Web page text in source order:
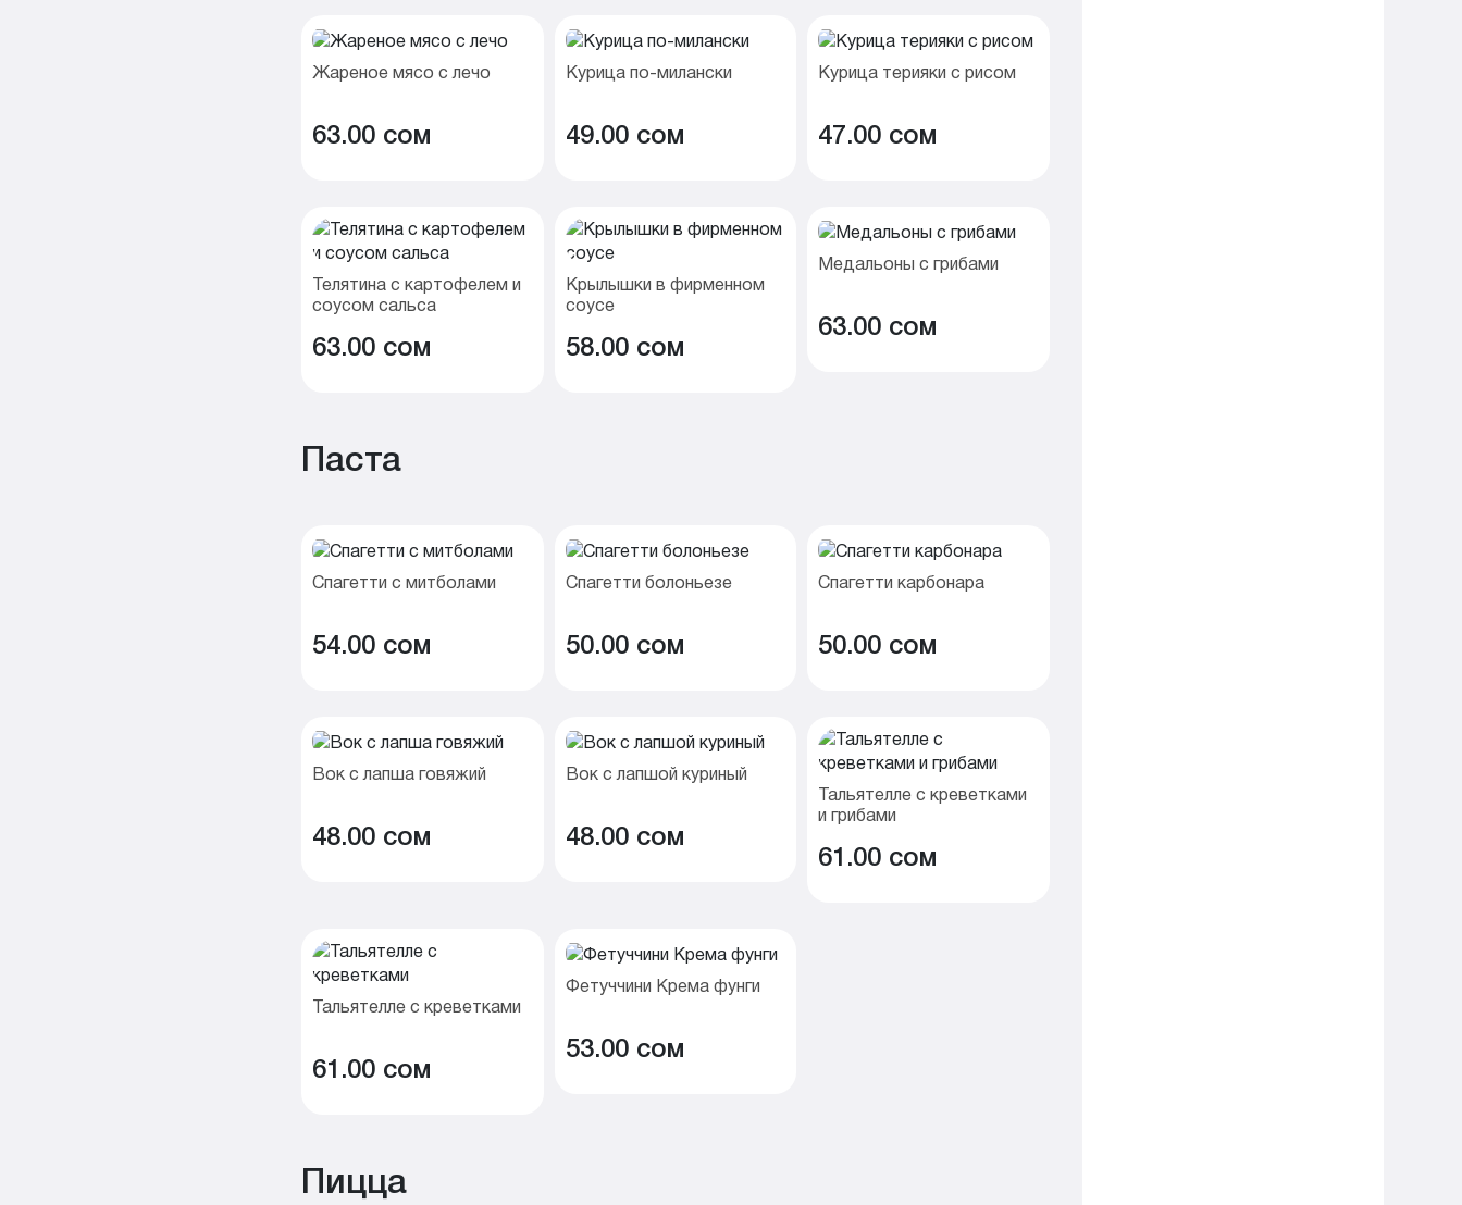
Жареное мясо с лечо
63.00 cом
Курица по-милански
49.00 cом
Курица терияки с рисом
47.00 cом
Телятина с картофелем и
соусом сальса
63.00 cом
Крылышки в фирменном
соусе
58.00 cом
Медальоны с грибами
63.00 cом
Паста
Спагетти с митболами
54.00 cом
Спагетти болоньезе
50.00 cом
Спагетти карбонара
50.00 cом
Вок с лапша говяжий
48.00 cом
Вок с лапшой куриный
48.00 cом
Тальятелле с креветками
и грибами
61.00 cом
Тальятелле с креветками
61.00 cом
Фетуччини Крема фунги
53.00 cом
Пицца